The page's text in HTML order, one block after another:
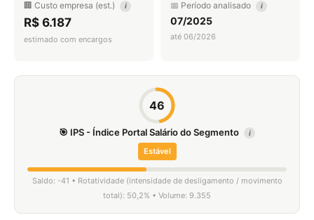
🏢 Custo empresa (est.) i
R$ 6.187
estimado com encargos
📅 Período analisado i
07/2025
até 06/2026
46
🎯 IPS - Índice Portal Salário do Segmento i
Estável
Saldo: -41 • Rotatividade (intensidade de desligamento / movimento
total): 50,2% • Volume: 9.355